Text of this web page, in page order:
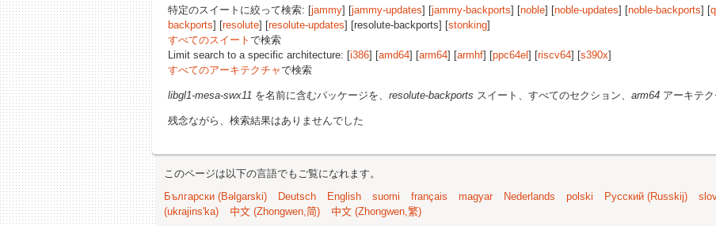
特定のスイートに絞って検索: [jammy] [jammy-updates] [jammy-backports] [noble] [noble-updates] [noble-backports] [
backports] [resolute] [resolute-updates] [resolute-backports] [stonking]
すべてのスイート で検索
Limit search to a specific architecture: [i386] [amd64] [arm64] [armhf] [ppc64el ] [riscv64] [s390x]
すべてのアーキテクチャで検索
libgl1-mesa-swx11 を名前に含むパッケージを、 resolute-backports スイート、すべてのセクション、 arm64 アーキテク
残念ながら、検索結果はありませんでした
このページは以下の言語でもご覧になれます。
Български (Bəlgarski)
Deutsch English suomi français magyar Nederlands polski Русский (Russkij)
(ukrajins'ka)
中文 (Zhongwen,简) 中文 (Zhongwen,繁)